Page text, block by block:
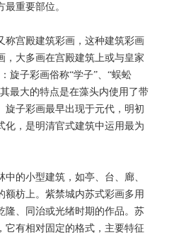
重要部位。
宫殿建筑彩画，这种建筑彩画
，大多画在宫殿建筑上或与皇家
旋子彩画俗称“学子”、“蜈蚣
最大的特点是在藻头内使用了带
旋子彩画最早出现于元代，明初
化，是明清官式建筑中运用最为
的小型建筑，如亭、台、廊、
额枋上。紫禁城内苏式彩画多用
隆、同治或光绪时期的作品。苏
它有相对固定的格式，主要特征